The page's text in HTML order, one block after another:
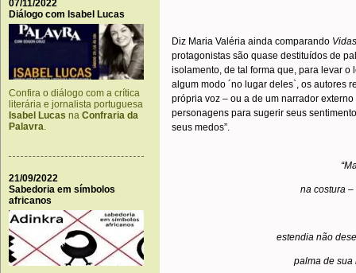
07/11/2022
Diálogo com Isabel Lucas
Confira o diálogo com a crítica
literária e jornalista portuguesa
Isabel Lucas na Confraria da
Palavra.
21/09/2022
Sabedoria em símbolos
africanos
Diz Maria Valéria ainda comparando
protagonistas são quase destituídos de
isolamento, de tal forma que, para levar
algum modo ´no lugar deles`, os autores
própria voz – ou a de um narrador
personagens para sugerir seus
seus medos”.
na costura
estendia não
palma de sua